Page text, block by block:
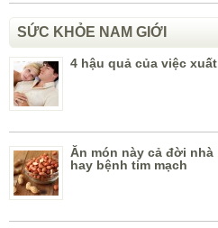
SỨC KHỎE NAM GIỚI
4 hậu quả của việc
Ăn món này cả đời
hay bệnh tim mạch